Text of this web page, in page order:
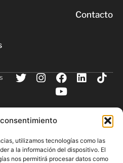
utilizamos tecnologías como las
a la información del dispositivo. El
nos permitirá procesar datos como
Contacto